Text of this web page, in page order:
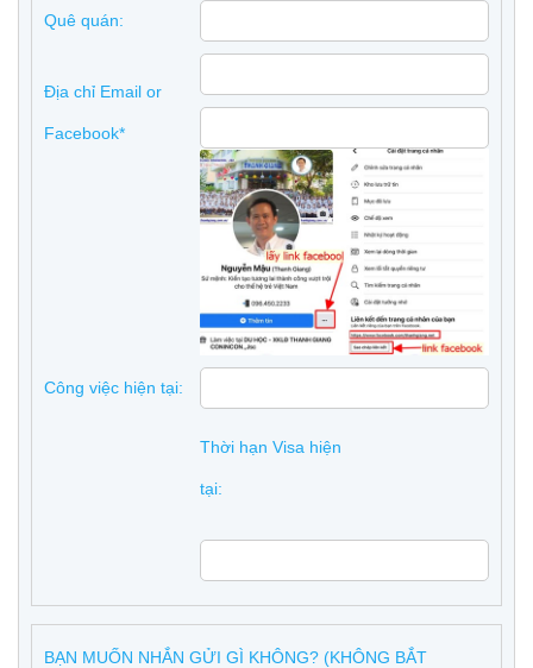
Quê quán:
Địa chỉ Email or
Facebook*
Công việc hiện tại:
Thời hạn Visa hiện
tại:
BẠN MUỐN NHẮN GỬI GÌ KHÔNG? (KHÔNG BẮT